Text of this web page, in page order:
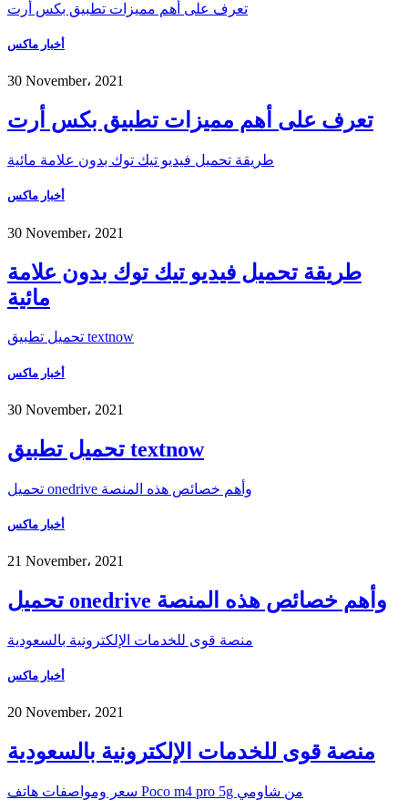
تعرف على أهم مميزات تطبيق بكس أرت
أخبار ماكس
30 November، 2021
تعرف على أهم مميزات تطبيق بكس أرت
طريقة تحميل فيديو تيك توك بدون علامة مائية
أخبار ماكس
30 November، 2021
طريقة تحميل فيديو تيك توك بدون علامة
مائية
تحميل تطبيق textnow
أخبار ماكس
30 November، 2021
تحميل تطبيق textnow
تحميل onedrive وأهم خصائص هذه المنصة
أخبار ماكس
21 November، 2021
تحميل onedrive وأهم خصائص هذه المنصة
منصة قوى للخدمات الإلكترونية بالسعودية
أخبار ماكس
20 November، 2021
منصة قوى للخدمات الإلكترونية بالسعودية
سعر ومواصفات هاتف Poco m4 pro 5g من شاومي